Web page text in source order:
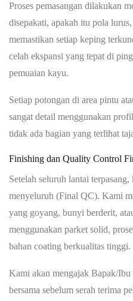
Proses pemasangan dilakukan
disepakati, apakah itu pola
memastikan setiap keping
celah ekspansi yang tepat di
pemuaian kayu.
Setiap potongan di area pintu
sangat detail menggunakan
tidak ada bagian yang terlihat
Finishing dan Quality Control
Setelah seluruh lantai
menyeluruh (Final QC). Kami
yang goyang, bunyi berderit,
menggunakan parket solid,
bahan coating berkualitas tinggi.
Kami akan mengajak Bapak/
bersama sebelum serah terima